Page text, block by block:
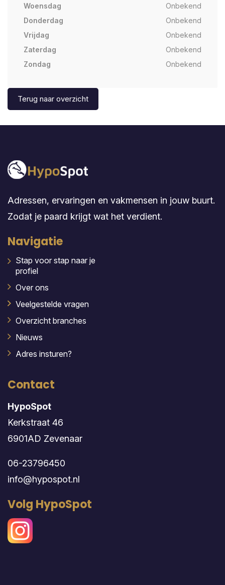
Woensdag
Onbekend
Donderdag
Onbekend
Vrijdag
Onbekend
Zaterdag
Onbekend
Zondag
Onbekend
Terug naar overzicht
Adressen, ervaringen en vakmensen in jouw buurt.
Zodat je paard krijgt wat het verdient.
Navigatie
Stap voor stap naar je
profiel
Over ons
Veelgestelde vragen
Overzicht branches
Nieuws
Adres insturen?
Contact
HypoSpot
Kerkstraat 46
6901AD Zevenaar
06-23796450
info@hypospot.nl
Volg HypoSpot